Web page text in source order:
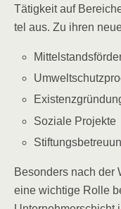
Tätig­keit auf
tel aus. Zu ihren
Sozia­le Projekte
Beson­ders nach der
eine wich­ti­ge Rol­le